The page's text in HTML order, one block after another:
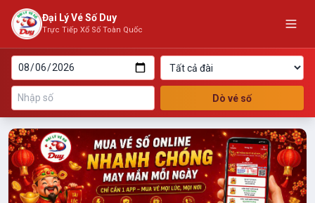
Đại Lý Vé Số Duy
Trực Tiếp Xổ Số Toàn Quốc
Dò vé số